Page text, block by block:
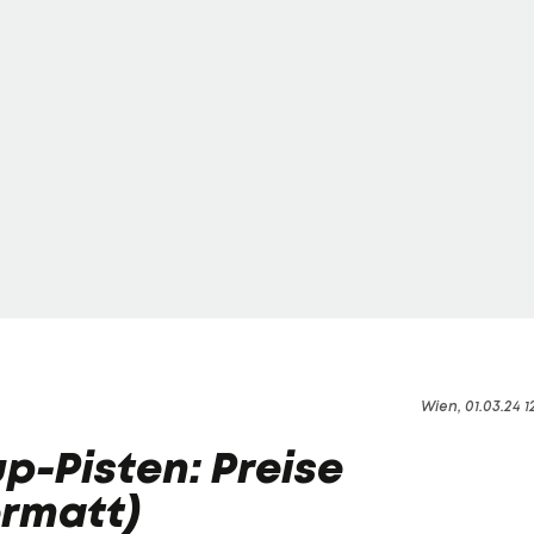
Wien, 01.03.24
Pisten: Preise